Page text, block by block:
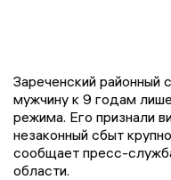
Зареченский районный
мужчину к 9 годам
режима. Его признали
незаконный сбыт
сообщает пресс-
области.